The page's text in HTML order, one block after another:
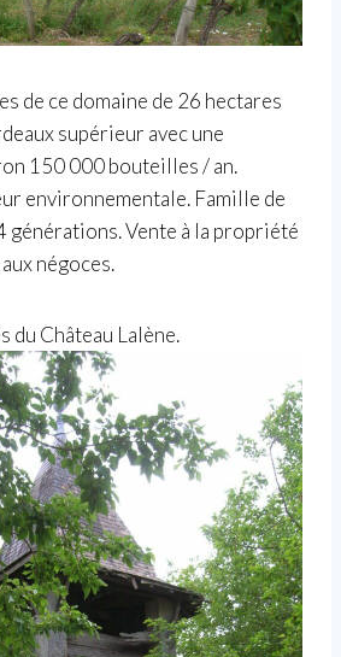
de ce domaine de 26 hectares
supérieur avec une
150 000 bouteilles / an.
environnementale. Famille de
générations. Vente à la propriété
négoces.
du Château Lalène.